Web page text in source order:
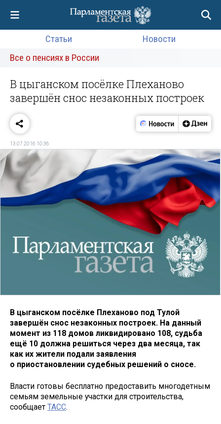
Статьи
Новости
Все о пенсиях в России
В цыганском посёлке Плеханово
завершён снос незаконных построек
13.07.2016 10:36
В цыганском посёлке Плеханово под Тулой
завершён снос незаконных построек. На данный
момент из 118 домов ликвидировано 108, судьба
ещё 10 должна решиться через два месяца, так
как их жители подали заявления
о приостановлении судебных решений о сносе.
Власти готовы бесплатно предоставить многодетным
семьям земельные участки для строительства,
сообщает ТАСС.